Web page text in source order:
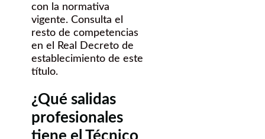
con la normativa
vigente. Consulta el
resto de competencias
en el Real Decreto de
establecimiento de este
título.
¿Qué salidas
profesionales